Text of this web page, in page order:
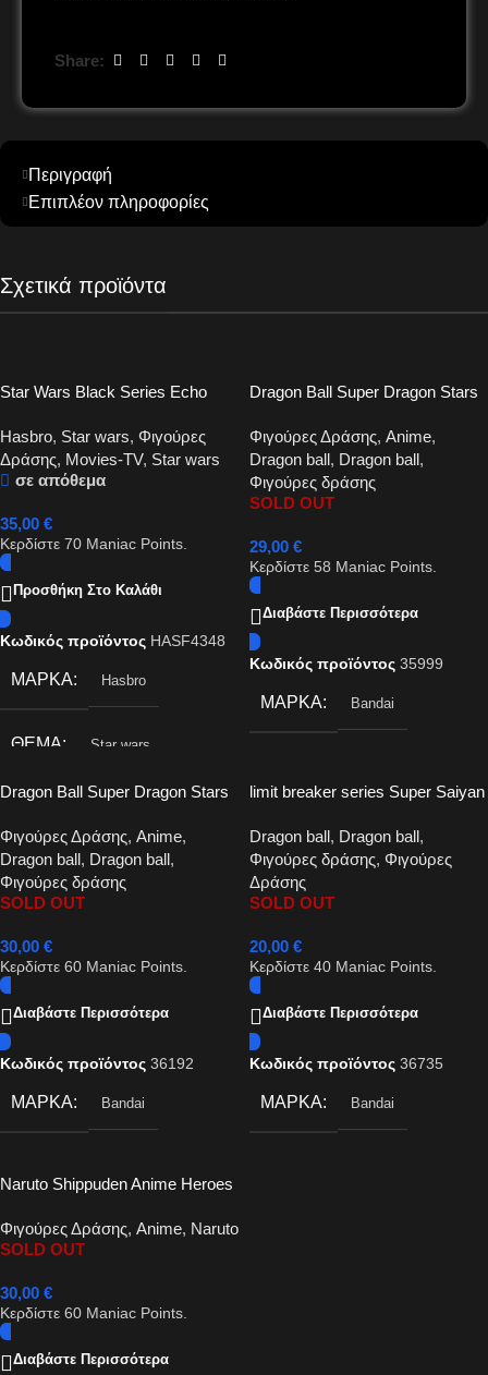
Share:
Περιγραφή
Επιπλέον πληροφορίες
Σχετικά προϊόντα
Star Wars Black Series Echo
Hasbro, Star wars, Φιγούρες
Δράσης, Movies-TV, Star wars
σε απόθεμα
35,00 €
Κερδίστε 70 Maniac Points.
Προσθήκη Στο Καλάθι
Κωδικός προϊόντος HASF4348
ΜΆΡΚΑ Hasbro
ΘΈΜΑ Star wars
Dragon Ball Super Dragon Stars
Φιγούρες Δράσης, Anime,
Dragon ball, Dragon ball,
Φιγούρες δράσης
SOLD OUT
29,00 €
Κερδίστε 58 Maniac Points.
Διαβάστε Περισσότερα
Κωδικός προϊόντος 35999
ΜΆΡΚΑ Bandai
Dragon Ball Super Dragon Stars
action figure 16cm
Φιγούρες Δράσης, Anime,
Dragon ball, Dragon ball,
Φιγούρες δράσης
SOLD OUT
30,00 €
Κερδίστε 60 Maniac Points.
Διαβάστε Περισσότερα
Κωδικός προϊόντος 36192
ΜΆΡΚΑ Bandai
limit breaker series Super Saiyan
Dragon ball, Dragon ball,
Φιγούρες δράσης, Φιγούρες
Δράσης
SOLD OUT
20,00 €
Κερδίστε 40 Maniac Points.
Διαβάστε Περισσότερα
Κωδικός προϊόντος 36735
ΜΆΡΚΑ Bandai
Naruto Shippuden Anime Heroes
16cm
Φιγούρες Δράσης, Anime, Naruto
SOLD OUT
30,00 €
Κερδίστε 60 Maniac Points.
Διαβάστε Περισσότερα